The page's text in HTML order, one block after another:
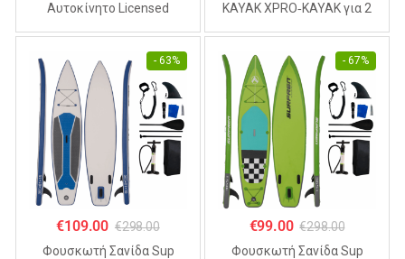
Αυτοκίνητο Licensed
KAYAK XPRO‑KAYAK για 2
- 63%
€109.00 €298.00
Φουσκωτή Σανίδα Sup
- 67%
€99.00 €298.00
Φουσκωτή Σανίδα Sup